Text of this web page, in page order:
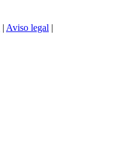
| Aviso legal |